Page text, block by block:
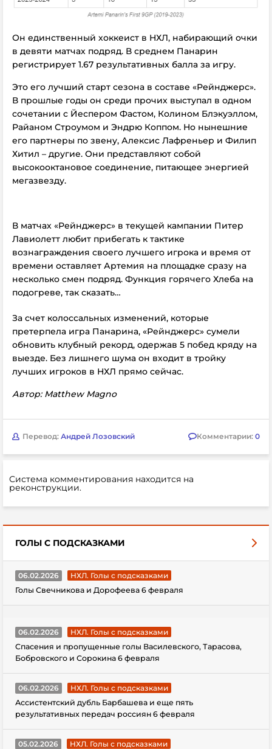
Он единственный хоккеист в НХЛ, набирающий очки
в девяти матчах подряд. В среднем Панарин
регистрирует 1.67 результативных балла за игру.
Это его лучший старт сезона в составе «Рейнджерс».
В прошлые годы он среди прочих выступал в одном
сочетании с Йеспером Фастом, Колином Блэкуэллом,
Райаном Строумом и Эндрю Коппом. Но нынешние
его партнеры по звену, Алексис Лафреньер и Филип
Хитил – другие. Они представляют собой
высокооктановое соединение, питающее энергией
мегазвезду.
В матчах «Рейнджерс» в текущей кампании Питер
Лавиолетт любит прибегать к тактике
вознаграждения своего лучшего игрока и время от
времени оставляет Артемия на площадке сразу на
несколько смен подряд. Функция горячего Хлеба на
подогреве, так сказать…
За счет колоссальных изменений, которые
претерпела игра Панарина, «Рейнджерс» сумели
обновить клубный рекорд, одержав 5 побед кряду на
выезде. Без лишнего шума он входит в тройку
лучших игроков в НХЛ прямо сейчас.
Автор: Matthew Magno
Перевод: Андрей Лозовский Комментарии: 0
Система комментирования находится на
реконструкции.
ГОЛЫ С ПОДСКАЗКАМИ
06.02.2026
НХЛ. Голы с подсказками
Голы Свечникова и Дорофеева 6 февраля
06.02.2026
НХЛ. Голы с подсказками
Спасения и пропущенные голы Василевского, Тарасова,
Бобровского и Сорокина 6 февраля
06.02.2026
НХЛ. Голы с подсказками
Ассистентский дубль Барбашева и еще пять
результативных передач россиян 6 февраля
05.02.2026
НХЛ. Голы с подсказками